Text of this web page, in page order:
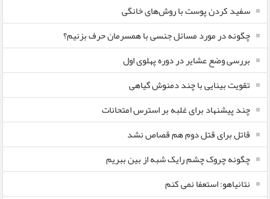
سفید کردن پوست با روش‌های خانگی
چگونه در مورد مسائل جنسی با همسرمان حرف بزنیم؟
بررسی وضع عشایر در دوره پهلوی اول
تقویت بینایی با چند دمنوش گیاهی
چند پیشنهاد برای غلبه بر استرس امتحانات
قاتل برای قتل دوم هم قصاص نشد
چگونه چروک چشم رایک شبه از بین ببریم
نتانیاهو: استعفا نمی کنم